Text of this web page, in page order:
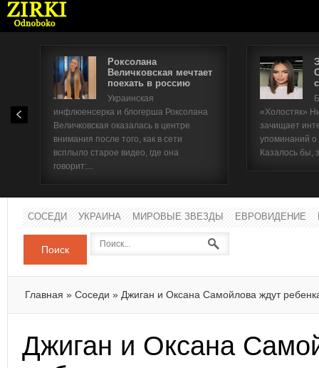
Роксолана
Величковская мечтает
поехать в россию
Украинская
инфлюенсерка и блогерша Роксолана
Величковская оказалась в центре
внимания после того, как в сети
всплыло старое видео, где она
говорит:...
«Холостяк»
зачищает
упоминаний
Казалось бы,
СОСЕДИ УКРАИНА МИРОВЫЕ ЗВЕЗДЫ ЕВРОВИДЕНИЕ
Поиск
Главная » Соседи » Джиган и Оксана Самойлова ждут
Джиган и Оксана
Имя